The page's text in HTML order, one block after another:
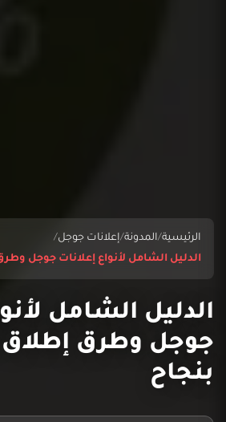
الرئيسية/المدونة/إعلانات جوجل/
الدليل الشامل لأنواع إعلانات جوجل
الدليل الشامل
جوجل وطرق إطلاق
بنجاح